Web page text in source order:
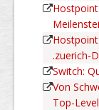
.zuerich-
Switch:
Von
Top-